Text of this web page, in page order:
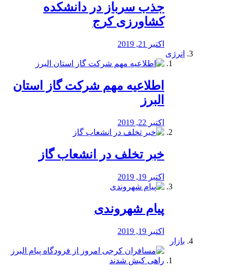
جذب سرباز در دانشکده
کشاورزی کرج
اکتبر 21, 2019
انرژی
️اطلاعیه مهم شرکت گاز استان
البرز
اکتبر 22, 2019
خبر تخلف در انشعاب گاز
اکتبر 19, 2019
پیام شهروندی
اکتبر 19, 2019
بازار